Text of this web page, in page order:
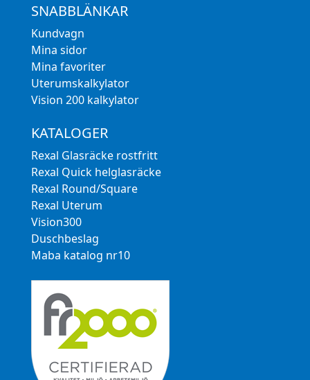
SNABBLÄNKAR
Kundvagn
Mina sidor
Mina favoriter
Uterumskalkylator
Vision 200 kalkylator
KATALOGER
Rexal Glasräcke rostfritt
Rexal Quick helglasräcke
Rexal Round/Square
Rexal Uterum
Vision300
Duschbeslag
Maba katalog nr10